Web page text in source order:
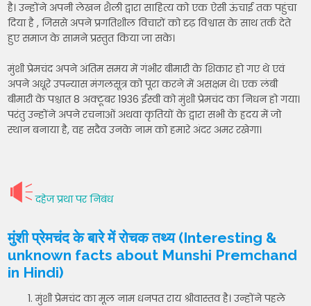
है। उन्होंने अपनी लेखन शैली द्वारा साहित्य को एक ऐसी ऊंचाई तक पहुंचा
दिया है , जिससे अपने प्रगतिशील विचारों को दृढ़ विश्वास के साथ तर्क देते
हुए समाज के सामने प्रस्तुत किया जा सके।
मुंशी प्रेमचंद अपने अंतिम समय में गंभीर बीमारी के शिकार हो गए थे एवं
अपने अधूरे उपन्यास मंगलसूत्र को पूरा करने में असक्षम थे। एक लंबी
बीमारी के पश्चात 8 अक्टूबर 1936 ईस्वी को मुंशी प्रेमचंद का निधन हो गया।
परंतु उन्होंने अपने रचनाओं अथवा कृतियों के द्वारा सभी के ह्रदय में जो
स्थान बनाया है, वह सदैव उनके नाम को हमारे अंदर अमर रखेगा।
दहेज प्रथा पर निबंध
मुंशी प्रेमचंद के बारे में रोचक तथ्य (Interesting &
unknown facts about Munshi Premchand
in Hindi)
मुंशी प्रेमचंद का मूल नाम धनपत राय श्रीवास्तव है। उन्होंने पहले